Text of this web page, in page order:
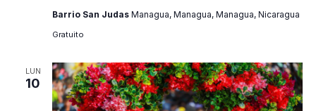
Barrio San Judas Managua, Managua, Managua, Nicaragua
Gratuito
LUN
10